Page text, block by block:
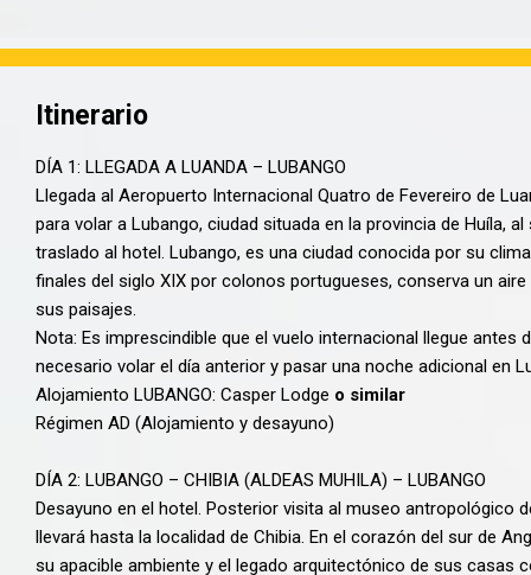
Itinerario
DÍA 1: LLEGADA A LUANDA – LUBANGO
Llegada al Aeropuerto Internacional Quatro de Fevereiro de
para volar a Lubango, ciudad situada en la provincia de Huíla,
traslado al hotel. Lubango, es una ciudad conocida por su
finales del siglo XIX por colonos portugueses, conserva un
sus paisajes.
Nota: Es imprescindible que el vuelo internacional llegue antes
necesario volar el día anterior y pasar una noche adicional en
Alojamiento LUBANGO: Casper Lodge o similar
Régimen AD (Alojamiento y desayuno)
DÍA 2: LUBANGO – CHIBIA (ALDEAS MUHILA) – LUBANGO
Desayuno en el hotel. Posterior visita al museo antropológico
llevará hasta la localidad de Chibia. En el corazón del sur de
su apacible ambiente y el legado arquitectónico de sus casas